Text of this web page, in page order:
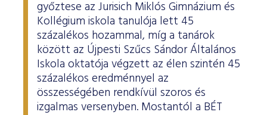
győztese az Jurisich Miklós Gimnázium és
Kollégium iskola tanulója lett 45
százalékos hozammal, míg a tanárok
között az Újpesti Szűcs Sándor Általános
Iskola oktatója végzett az élen szintén 45
százalékos eredménnyel az
összességében rendkívül szoros és
izgalmas versenyben. Mostantól a BÉT